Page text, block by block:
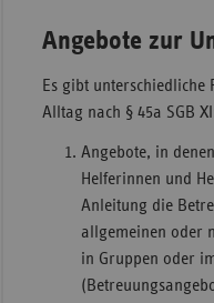
Angebote zur
Es gibt unterschiedliche
Alltag nach § 45a SGB
Angebote, in
Helferinnen und
Anleitung die
allgemeinen oder
in Gruppen oder